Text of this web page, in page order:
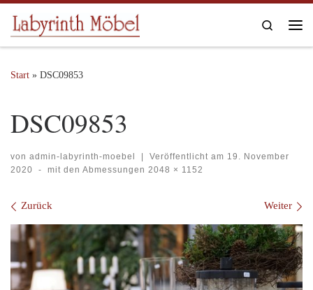
Zum Inhalt springen
Search
Start » DSC09853
DSC09853
von admin-labyrinth-moebel | Veröffentlicht am 19. November
2020
- mit den Abmessungen 2048 × 1152
Bilder Navigation
Zurück Weiter